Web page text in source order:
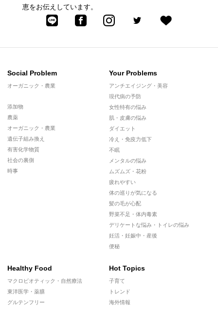
恵をお伝えしています。
Social Problem
オーガニック・農業
添加物
農薬
オーガニック・農業
遺伝子組み換え
有害化学物質
社会の裏側
時事
Your Problems
アンチエイジング・美容
現代病の予防
女性特有の悩み
肌・皮膚の悩み
ダイエット
冷え・免疫力低下
不眠
メンタルの悩み
ムズムズ・花粉
疲れやすい
体の巡りが気になる
髪の毛が心配
野菜不足・体内毒素
デリケートな悩み・トイレの悩み
妊活・妊娠中・産後
便秘
Healthy Food
マクロビオティック・自然療法
東洋医学・薬膳
グルテンフリー
Hot Topics
子育て
トレンド
海外情報